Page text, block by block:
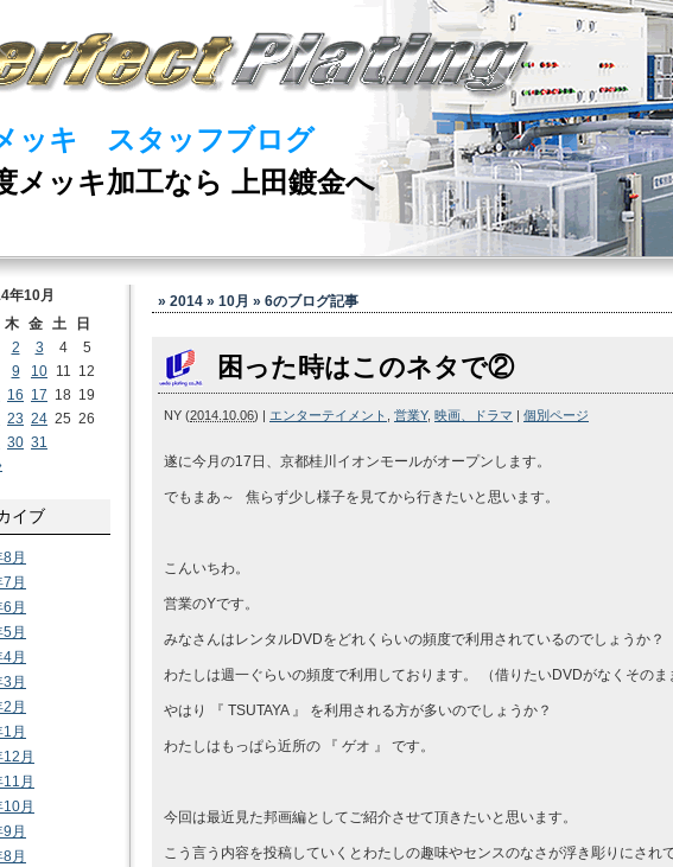
ッキ スタッフブログ
メッキ加工なら 上田鍍金へ
» 2014 » 10月 » 6のブログ記事
困った時はこのネタで②
NY (2014.10.06) | エンターテイメント 営業Y, 映画、ドラマ | 個別ページ
遂に今月の17日、京都桂川イオンモールがオープンします。
でもまあ～ 焦らず少し様子を見てから行きたいと思います。
こんいちわ。
営業のYです。
みなさんはレンタルDVDをどれくらいの頻度で利用されているのでしょうか？
わたしは週一ぐらいの頻度で利用しております。 （借りたいDVDがなくその
やはり 『 TSUTAYA 』 を利用される方が多いのでしょうか？
わたしはもっぱら近所の 『 ゲオ 』 です。
今回は最近見た邦画編としてご紹介させて頂きたいと思います。
こう言う内容を投稿していくとわたしの趣味やセンスのなさが浮き彫りにされ
年10月
木 金 土
日
2 3 4
5
9 10 11 12
16 17 18 19
23 24 25 26
30 31
イブ
月
月
月
月
月
月
月
月
月
月
月
月
月